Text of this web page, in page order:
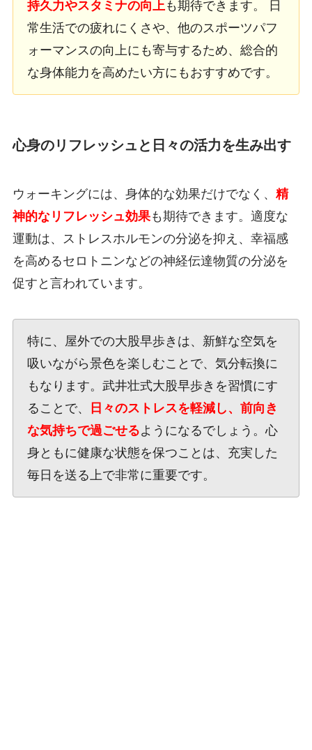
持久力やスタミナの向上 も期待できます。 日
常生活での疲れにくさや、他のスポーツパフ
ォーマンスの向上にも寄与するため、総合的
な身体能力を高めたい方にもおすすめです。
心身のリフレッシュと日々の活力を生み出す
ウォーキングには、身体的な効果だけでなく、 精
神的なリフレッシュ効果も期待できます。適度な
運動は、ストレスホルモンの分泌を抑え、幸福感
を高めるセロトニンなどの神経伝達物質の分泌を
促すと言われています。
特に、屋外での大股早歩きは、新鮮な空気を
吸いながら景色を楽しむことで、気分転換に
もなります。武井壮式大股早歩きを習慣にす
ることで、
日々のストレスを軽減し、前向き
な気持ちで過ごせるようになるでしょう。心
身ともに健康な状態を保つことは、充実した
毎日を送る上で非常に重要です。